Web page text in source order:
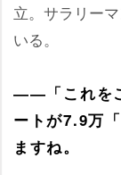
立。サラリー
いる。
――「これを
ートが7.9万
ますね。